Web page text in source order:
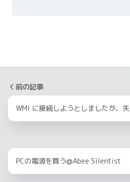
前の記事
WMI に接続しようとしましたが、
PCの電源を買う@Abee Silentist